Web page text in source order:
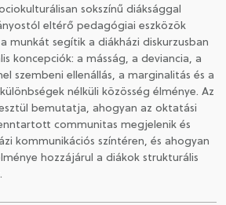
sokszínű diáksággal
eltérő pedagógiai eszközök
munkát segítik a diákházi diskurzusban
koncepciók: a másság, a deviancia, a
szembeni ellenállás, a marginalitás és a
nélküli közösség élménye. Az
bemutatja, ahogyan az oktatási
communitas megjelenik és
kommunikációs színtéren, és ahogyan
hozzájárul a diákok strukturális